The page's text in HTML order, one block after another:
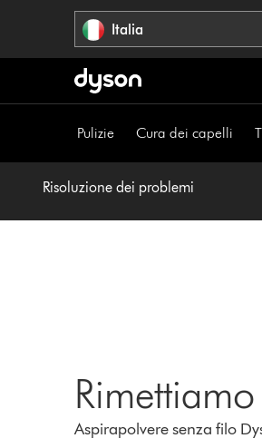
Italia
Pulizie Cura dei capelli
Risoluzione dei problemi
Aspirapolvere senza filo